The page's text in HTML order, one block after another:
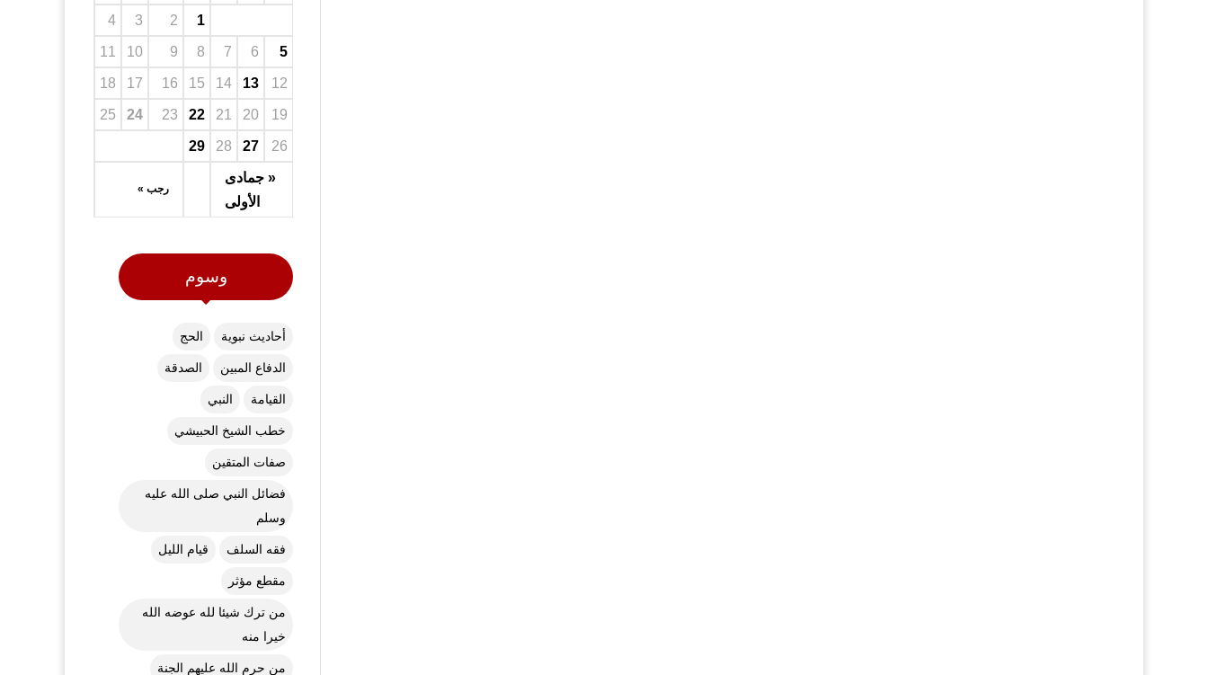
« جمادى
الأولى
رجب »
1
2
3
4
5
6
7
8
9
10
11
12
13
14
15
16
17
18
19
20
21
22
23
24
25
26
27
28
29
وسوم
أحاديث نبوية الحج
الدفاع المبين الصدقة
القيامة النبي
خطب الشيخ الحبيشي
صفات المتقين
فضائل النبي صلى الله عليه
وسلم
فقه السلف قيام الليل
مقطع مؤثر
من ترك شيئا لله عوضه الله
خيرا منه
من حرم الله عليهم الجنة